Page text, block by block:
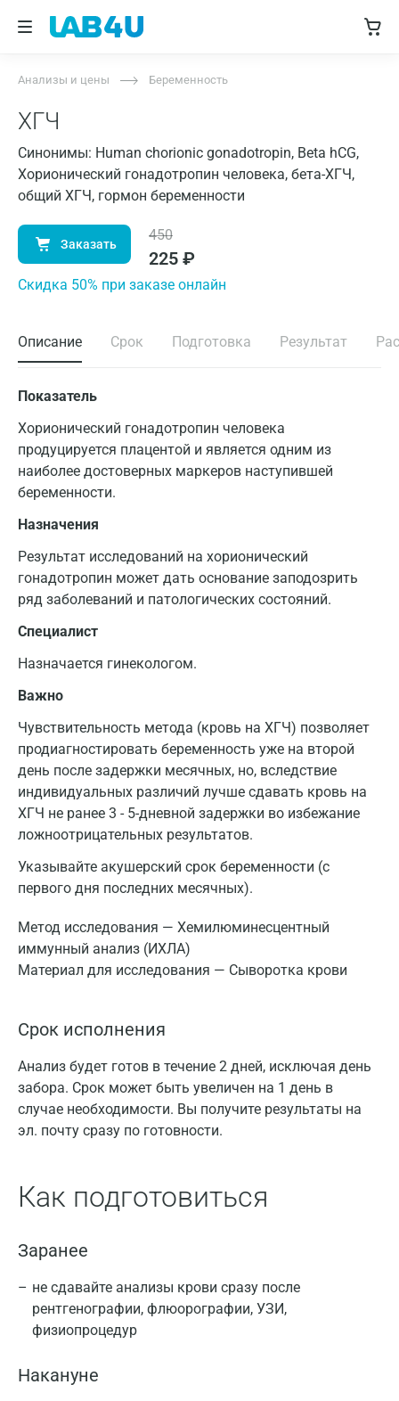
Анализы и цены Беременность
ХГЧ
Синонимы: Human chorionic gonadotropin, Beta hCG,
Хорионический гонадотропин человека, бета-ХГЧ,
общий ХГЧ, гормон беременности
Заказать
450
225 ₽
Cкидка 50% при заказе онлайн
Описание Срок Подготовка Результат
Показатель
Хорионический гонадотропин человека
продуцируется плацентой и является одним из
наиболее достоверных маркеров наступившей
беременности.
Назначения
Результат исследований на хорионический
гонадотропин может дать основание заподозрить
ряд заболеваний и патологических состояний.
Специалист
Назначается гинекологом.
Важно
Чувствительность метода (кровь на ХГЧ) позволяет
продиагностировать беременность уже на второй
день после задержки месячных, но, вследствие
индивидуальных различий лучше сдавать кровь на
ХГЧ не ранее 3 - 5-дневной задержки во избежание
ложноотрицательных результатов.
Указывайте акушерский срок беременности (с
первого дня последних месячных).
Метод исследования — Хемилюминесцентный
иммунный анализ (ИХЛА)
Материал для исследования — Сыворотка крови
Срок исполнения
Анализ будет готов в течение 2 дней, исключая день
забора. Срок может быть увеличен на 1 день в
случае необходимости. Вы получите результаты на
эл. почту сразу по готовности.
Как подготовиться
Заранее
не сдавайте анализы крови сразу после
рентгенографии, флюорографии, УЗИ,
физиопроцедур
Накануне